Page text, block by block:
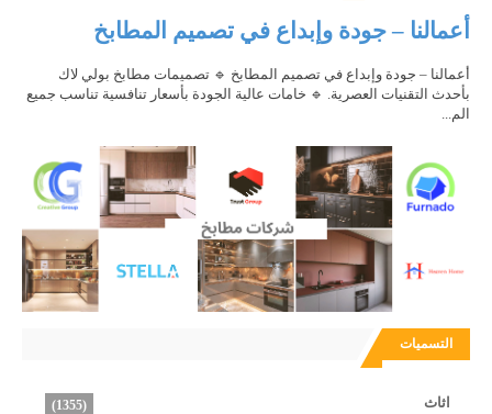
أعمالنا – جودة وإبداع في تصميم المطابخ
أعمالنا – جودة وإبداع في تصميم المطابخ 🔹 تصميمات مطابخ بولي لاك
بأحدث التقنيات العصرية. 🔹 خامات عالية الجودة بأسعار تنافسية تناسب جميع
الم...
التسميات
اثاث (1355)